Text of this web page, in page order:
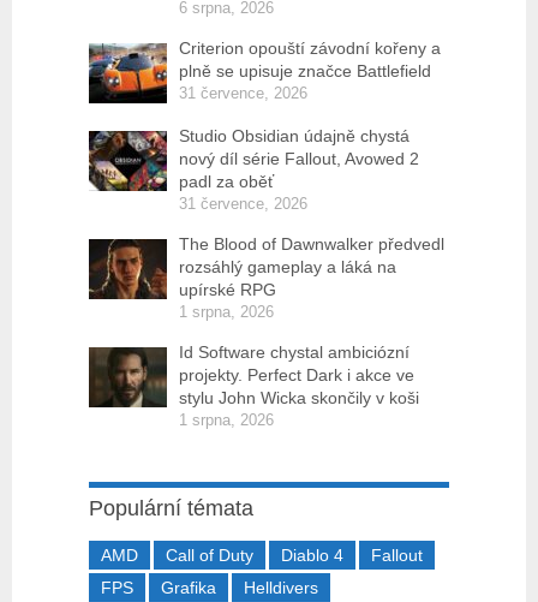
6 srpna, 2026
Criterion opouští závodní kořeny a
plně se upisuje značce Battlefield
31 července, 2026
Studio Obsidian údajně chystá
nový díl série Fallout, Avowed 2
padl za oběť
31 července, 2026
The Blood of Dawnwalker předvedl
rozsáhlý gameplay a láká na
upírské RPG
1 srpna, 2026
Id Software chystal ambiciózní
projekty. Perfect Dark i akce ve
stylu John Wicka skončily v koši
1 srpna, 2026
Populární témata
AMD Call of Duty Diablo 4
Fallout
FPS
Grafika
Helldivers